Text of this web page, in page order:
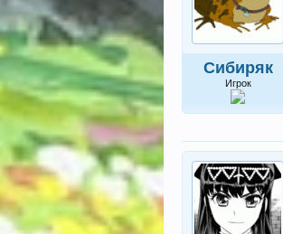
Сибиряк
Игрок